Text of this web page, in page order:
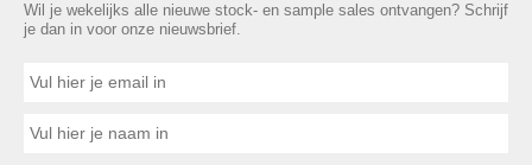
Wil je wekelijks alle nieuwe stock- en sample sales ontvangen? Schrijf
je dan in voor onze nieuwsbrief.